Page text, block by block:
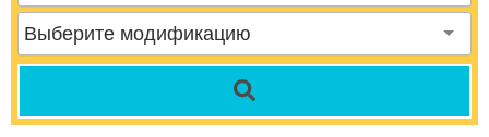
Выберите модификацию